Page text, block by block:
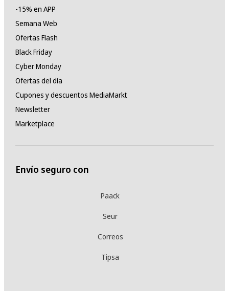
-15% en APP
Semana Web
Ofertas Flash
Black Friday
Cyber Monday
Ofertas del día
Cupones y descuentos MediaMarkt
Newsletter
Marketplace
Envío seguro con
Paack
Seur
Correos
Tipsa